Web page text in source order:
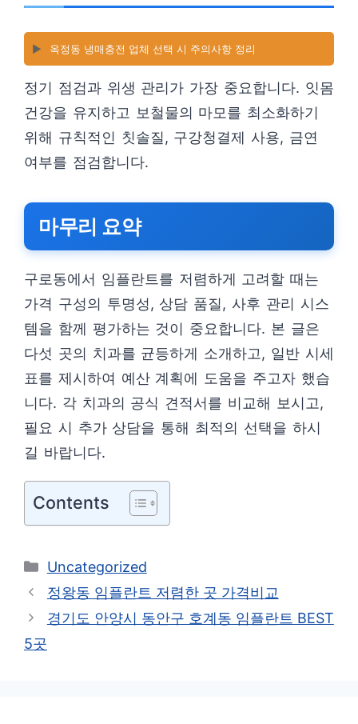
▶️ 옥정동 냉매충전 업체 선택 시 주의사항 정리
정기 점검과 위생 관리가 가장 중요합니다. 잇몸
건강을 유지하고 보철물의 마모를 최소화하기
위해 규칙적인 칫솔질, 구강청결제 사용, 금연
여부를 점검합니다.
마무리 요약
구로동에서 임플란트를 저렴하게 고려할 때는
가격 구성의 투명성, 상담 품질, 사후 관리 시스
템을 함께 평가하는 것이 중요합니다. 본 글은
다섯 곳의 치과를 균등하게 소개하고, 일반 시세
표를 제시하여 예산 계획에 도움을 주고자 했습
니다. 각 치과의 공식 견적서를 비교해 보시고,
필요 시 추가 상담을 통해 최적의 선택을 하시
길 바랍니다.
Contents
카
테
리
Uncategorized
정왕동 임플란트 저렴한 곳 가격비교
경기도 안양시 동안구 호계동 임플란트 BEST
5곳